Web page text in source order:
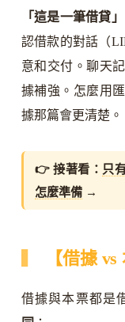
「這是一筆借貸」
認借款的對話（
意和交付。聊天
據補強。怎麼用
據那篇會更清楚。
👉 接著看： 只
怎麼準備→
【借據
借據與本票都是